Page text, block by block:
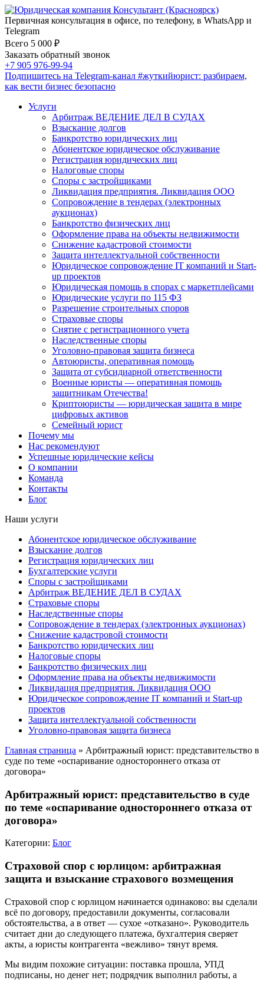
Первичная консультация в офисе, по телефону, в WhatsApp и
Telegram
Всего 5 000 ₽
Заказать обратный звонок
+7 905 976-99-94
Подпишитесь на Telegram-канал #жуткийюрист: разбираем,
как вести бизнес безопасно
Услуги
Арбитраж ВЕДЕНИЕ ДЕЛ В СУДАХ
Взыскание долгов
Банкротство юридических лиц
Абонентское юридическое обслуживание
Регистрация юридических лиц
Налоговые споры
Споры с застройщиками
Ликвидация предприятия. Ликвидация ООО
Сопровождение в тендерах (электронных
аукционах)
Банкротство физических лиц
Оформление права на объекты недвижимости
Снижение кадастровой стоимости
Защита интеллектуальной собственности
Юридическое сопровождение IT компаний и Start-
up проектов
Юридическая помощь в спорах с маркетплейсами
Юридические услуги по 115 ФЗ
Разрешение строительных споров
Страховые споры
Снятие с регистрационного учета
Наследственные споры
Уголовно-правовая защита бизнеса
Автоюристы, оперативная помощь
Защита от субсидиарной ответственности
Военные юристы — оперативная помощь
защитникам Отечества!
Криптоюристы — юридическая защита в мире
цифровых активов
Семейный юрист
Почему мы
Нас рекомендуют
Успешные юридические кейсы
О компании
Команда
Контакты
Блог
Наши услуги
Абонентское юридическое обслуживание
Взыскание долгов
Регистрация юридических лиц
Бухгалтерские услуги
Споры с застройщиками
Арбитраж ВЕДЕНИЕ ДЕЛ В СУДАХ
Страховые споры
Наследственные споры
Сопровождение в тендерах (электронных аукционах)
Снижение кадастровой стоимости
Банкротство юридических лиц
Налоговые споры
Банкротство физических лиц
Оформление права на объекты недвижимости
Ликвидация предприятия. Ликвидация ООО
Юридическое сопровождение IT компаний и Start-up
проектов
Защита интеллектуальной собственности
Уголовно-правовая защита бизнеса
Главная страница » Арбитражный юрист: представительство в
суде по теме «оспаривание одностороннего отказа от
договора»
Арбитражный юрист: представительство в суде
по теме «оспаривание одностороннего отказа от
договора»
Категории: Блог
Страховой спор с юрлицом: арбитражная
защита и взыскание страхового возмещения
Страховой спор с юрлицом начинается одинаково: вы сделали
всё по договору, предоставили документы, согласовали
обстоятельства, а в ответ — сухое «отказано». Руководитель
считает дни до следующего платежа, бухгалтерия сверяет
акты, а юристы контрагента «вежливо» тянут время.
Мы видим похожие ситуации: поставка прошла, УПД
подписаны, но денег нет; подрядчик выполнил работы, а